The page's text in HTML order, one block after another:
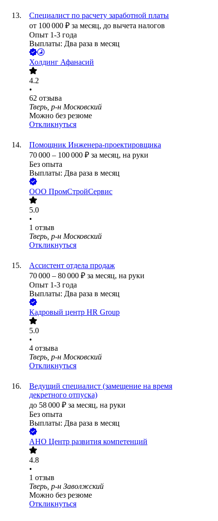
Специалист по расчету заработной платы
от 100 000 ₽ за месяц, до вычета налогов
Опыт 1-3 года
Выплаты: Два раза в месяц
Холдинг Афанасий
4.2
•
62 отзыва
Тверь, р-н Московский
Можно без резюме
Откликнуться
Помощник Инженера-проектировщика
70 000 – 100 000 ₽ за месяц, на руки
Без опыта
Выплаты: Два раза в месяц
ООО ПромСтройСервис
5.0
•
1 отзыв
Тверь, р-н Московский
Откликнуться
Ассистент отдела продаж
70 000 – 80 000 ₽ за месяц, на руки
Опыт 1-3 года
Выплаты: Два раза в месяц
Кадровый центр HR Group
5.0
•
4 отзыва
Тверь, р-н Московский
Откликнуться
Ведущий специалист (замещение на время
декретного отпуска)
до 58 000 ₽ за месяц, на руки
Без опыта
Выплаты: Два раза в месяц
АНО Центр развития компетенций
4.8
•
1 отзыв
Тверь, р-н Заволжский
Можно без резюме
Откликнуться